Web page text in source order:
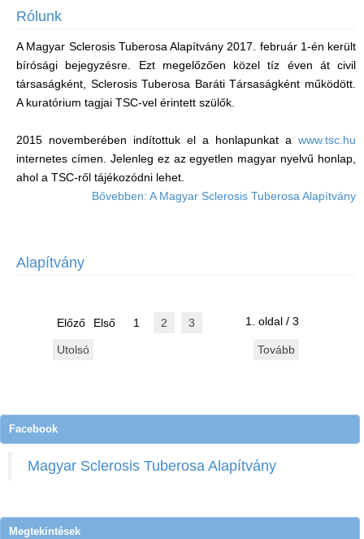
Rólunk
A Magyar Sclerosis Tuberosa Alapítvány 2017. február 1-én került
bírósági bejegyzésre. Ezt megelőzően közel tíz éven át civil
társaságként, Sclerosis Tuberosa Baráti Társaságként működött.
A kuratórium tagjai TSC-vel érintett szülők.
2015 novemberében indítottuk el a honlapunkat a www.tsc.hu
internetes címen. Jelenleg ez az egyetlen magyar nyelvű honlap,
ahol a TSC-ről tájékozódni lehet.
Bővebben: A Magyar Sclerosis Tuberosa Alapítvány
Alapítvány
1. oldal / 3
Első
Előző 1 2 3
Tovább
Utolsó
Facebook
Magyar Sclerosis Tuberosa Alapítvány
Megtekintések